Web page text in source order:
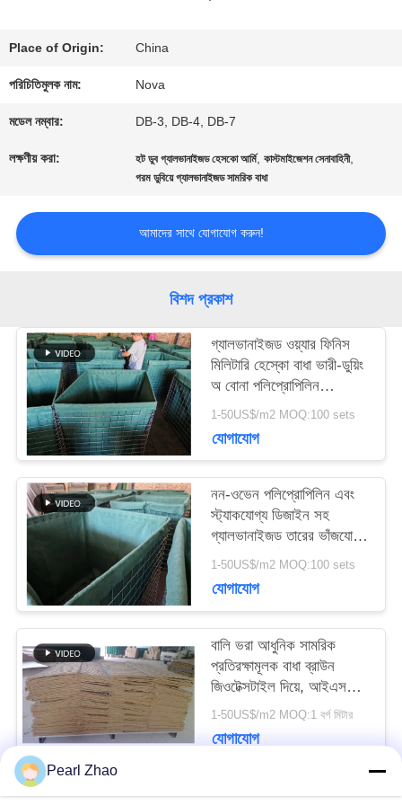
সম্বন্ধে
কারখানা
গুণমান
নিয়ন্ত্রণ
সাথে
যোগাযোগ
খবর
মামলা
SITEMAP
গোপনীয়তা
নীতি
Place of Origin: China
পরিচিতিমুলক নাম: Nova
মডেল নম্বার: DB-3, DB-4, DB-7
লক্ষণীয় করা: হট ডুব গ্যালভানাইজড হেসকো আর্মি,কাস্টমাইজেশন সেনাবাহিনী,
গরম ডুবিয়ে গ্যালভানাইজড সামরিক বাধা
আমাদের সাথে যোগাযোগ করুন!
বিশদ প্রকাশ
গ্যালভানাইজড ওয়্যার ফিনিস
মিলিটারি হেস্কো বাধা ভারী-ডুয়িং
অ বোনা পলিপ্রোপিলিন
জিওটেক্সটাইল এবং বিভিন্ন
1-50US$/m2 MOQ:100 sets
যোগাযোগ
নন-ওভেন পলিপ্রোপিলিন এবং
স্ট্যাকযোগ্য ডিজাইন সহ
গ্যালভানাইজড তারের ভাঁজযোগ্য
বালি-মাটি ভর্তি প্রতিরক্ষা বাধা
1-50US$/m2 MOQ:100 sets
যোগাযোগ
বালি ভরা আধুনিক সামরিক
প্রতিরক্ষামূলক বাধা ব্রাউন
জিওটেক্সটাইল দিয়ে, আইএসও
পাস
1-50US$/m2 MOQ:1 বর্গ মিটার
যোগাযোগ
Pearl Zhao